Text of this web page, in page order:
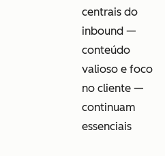
centrais do
inbound —
conteúdo
valioso e foco
no cliente —
continuam
essenciais